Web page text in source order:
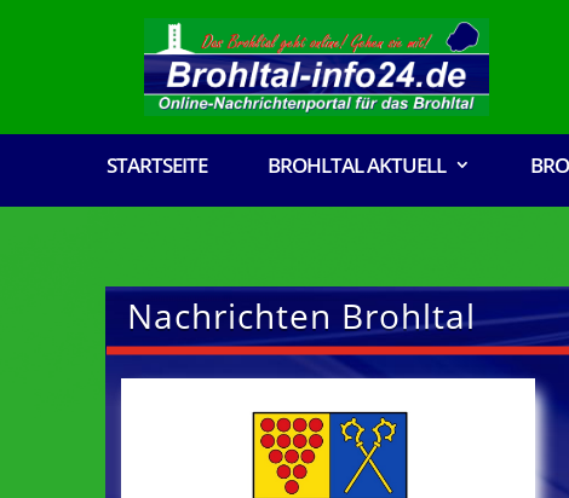
STARTSEITE BROHLTAL AKTUELL
Nachrichten Brohltal